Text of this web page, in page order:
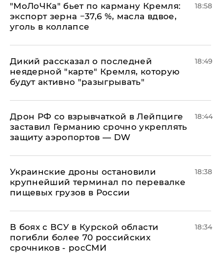
​"МоЛоЧКа" бьет по карману Кремля:
экспорт зерна −37,6 %, масла вдвое,
уголь в коллапсе
18:58
Дикий рассказал о последней
неядерной "карте" Кремля, которую
будут активно "разыгрывать"
18:49
​Дрон РФ со взрывчаткой в Лейпциге
заставил Германию срочно укреплять
защиту аэропортов — DW
18:44
Украинские дроны остановили
крупнейший терминал по перевалке
пищевых грузов в России
18:38
В боях с ВСУ в Курской области
погибли более 70 российских
срочников - росСМИ
18:34